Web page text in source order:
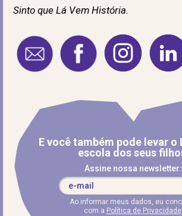
Sinto que Lá Vem História.
E você também pode levar o
escola dos seus
Assine nossa newsletter:
Ao informar meus dados, eu
com a Política de Privacidade.